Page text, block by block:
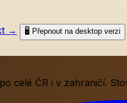
→ 🖥️ Přepnout na desktop verzi
celé ČR i v zahraničí.